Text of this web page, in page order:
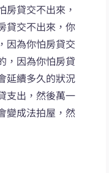
房貸交不出來，
貸交不出來，你
因為你怕房貸交
，因為你怕房貸
延續多久的狀況
支出，然後萬一
變成法拍屋，然